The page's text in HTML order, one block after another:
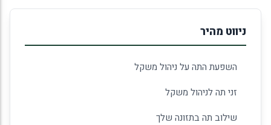
ניווט מהיר
השפעת התה על ניהול משקל
זני תה לניהול משקל
שילוב תה בתזונה שלך